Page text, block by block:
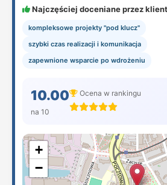
Najczęściej doceniane przez
kompleksowe projekty "pod klucz"
szybki czas realizacji i komunikacja
zapewnione wsparcie po wdrożeniu
10.00
na 10
Ocena w rankingu
+
−